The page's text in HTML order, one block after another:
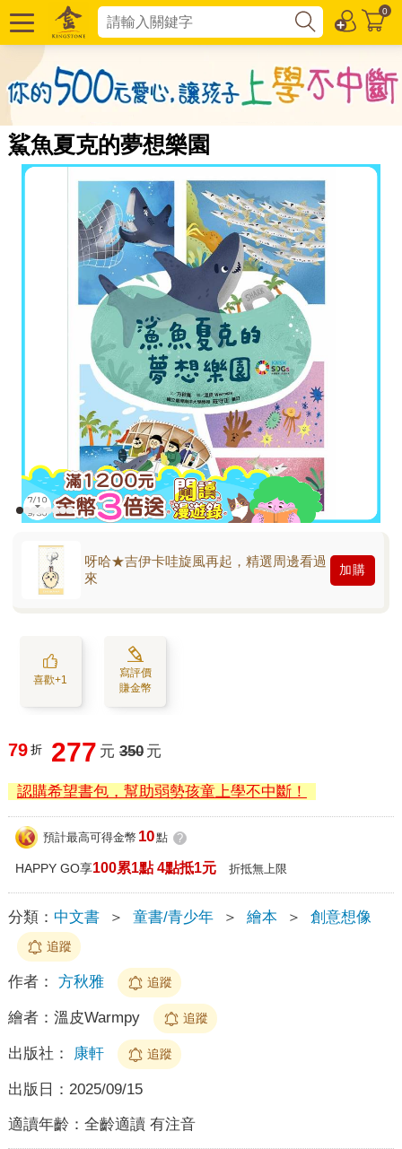
0
鯊魚夏克的夢想樂園
呀哈★吉伊卡哇旋風再起，精選周邊看過
來
加購
喜歡+1
寫評價
賺金幣
79 折 277 元 350 元
認購希望書包，幫助弱勢孩童上學不中斷！
預計最高可得金幣 10點 ?
HAPPY GO享100累1點 4點抵1元 折抵無上限
分類： 中文書 ＞ 童書/青少年 ＞ 繪本 ＞ 創意想像
追蹤
作者： 方秋雅 追蹤
繪者： 溫皮Warmpy 追蹤
出版社： 康軒 追蹤
出版日： 2025/09/15
適讀年齡： 全齡適讀 有注音